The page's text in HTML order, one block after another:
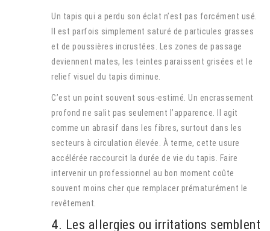
Un tapis qui a perdu son éclat n’est pas forcément usé.
Il est parfois simplement saturé de particules grasses
et de poussières incrustées. Les zones de passage
deviennent mates, les teintes paraissent grisées et le
relief visuel du tapis diminue.
C’est un point souvent sous-estimé. Un encrassement
profond ne salit pas seulement l’apparence. Il agit
comme un abrasif dans les fibres, surtout dans les
secteurs à circulation élevée. À terme, cette usure
accélérée raccourcit la durée de vie du tapis. Faire
intervenir un professionnel au bon moment coûte
souvent moins cher que remplacer prématurément le
revêtement.
4. Les allergies ou irritations semblent